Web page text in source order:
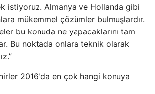
istiyoruz. Almanya ve Hollanda gibi
mükemmel çözümler bulmuşlardır.
bu konuda ne yapacaklarını tam
Bu noktada onlara teknik olarak
2016'da en çok hangi konuya